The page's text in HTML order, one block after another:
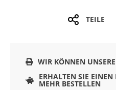
TEILE
WIR KÖNNEN
ERHALTEN SIE
MEHR BESTELLEN